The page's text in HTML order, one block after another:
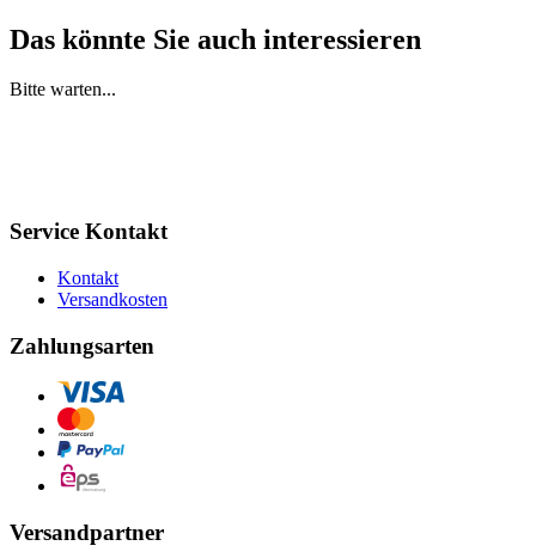
Das könnte Sie auch interessieren
Bitte warten...
Service Kontakt
Kontakt
Versandkosten
Zahlungsarten
Versandpartner